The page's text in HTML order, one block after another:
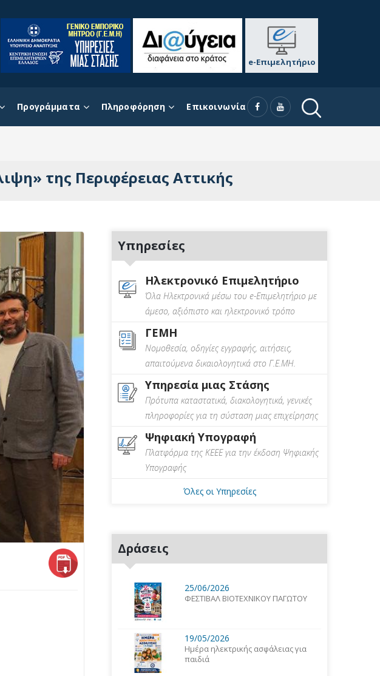
e-Επιμελητήριο
Προγράμματα Πληροφόρηση Επικοινωνία
της Περιφέρειας Αττικής
Υπηρεσίες
Ηλεκτρονικό Επιμελητήριο
Όλα Ηλεκτρονικά μέσω του e-Επιμελητήριο με
άμεσο, αξιόπιστο και ηλεκτρονικό τρόπο
ΓΕΜΗ
Νομοθεσία, οδηγίες εγγραφής, αιτήσεις,
απαιτούμενα δικαιολογητικά στο Γ.Ε.ΜΗ.
Υπηρεσία μιας Στάσης
Πρότυπα καταστατικά, διακολογητικά, γενικές
πληροφορίες για τη σύσταση μιας επιχείρησης
Ψηφιακή Υπογραφή
Πλατφόρμα της ΚΕΕΕ για την έκδοση Ψηφιακής
Υπογραφής
Όλες οι Υπηρεσίες
Δράσεις
25/06/2026
ΦΕΣΤΙΒΑΛ ΒΙΟΤΕΧΝΙΚΟΥ ΠΑΓΩΤΟΥ
19/05/2026
Ημέρα ηλεκτρικής ασφάλειας για
παιδιά